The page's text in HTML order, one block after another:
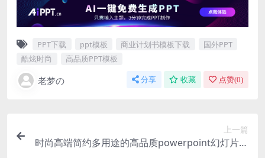
PPT下载 ppt模板 商业计划书模板下载
国外PPT
酷炫时尚
高品质PPT模板
老梦の 分享 收藏 点赞(0)
上一篇
时尚高端简约多用途的高品质powerpoint幻灯片演